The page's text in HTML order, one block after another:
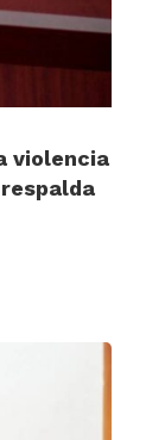
violencia